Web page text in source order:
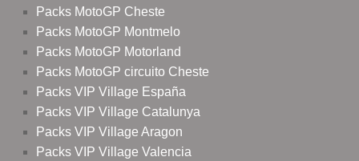
Packs MotoGP Cheste
Packs MotoGP Montmelo
Packs MotoGP Motorland
Packs MotoGP circuito Cheste
Packs VIP Village España
Packs VIP Village Catalunya
Packs VIP Village Aragon
Packs VIP Village Valencia